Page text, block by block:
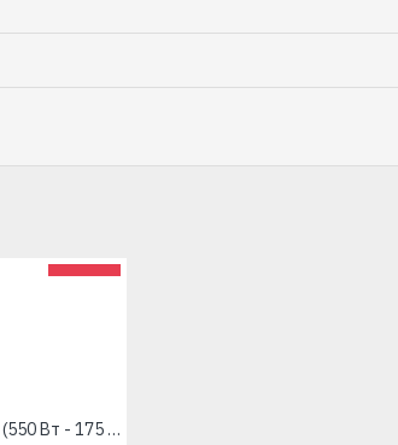
DSP 550PDA (550 Вт - 175 л/мин - напор: 7 м - медь) "Насосы+Оборудование" Дренажный насос